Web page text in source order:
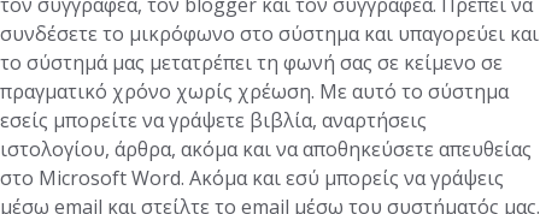
συνδέσετε το μικρόφωνο στο σύστημα και υπαγορεύει και
το σύστημά μας μετατρέπει τη φωνή σας σε κείμενο σε
πραγματικό χρόνο χωρίς χρέωση. Με αυτό το σύστημα
εσείς μπορείτε να γράψετε βιβλία, αναρτήσεις
ιστολογίου, άρθρα, ακόμα και να αποθηκεύσετε απευθείας
στο Microsoft Word. Ακόμα και εσύ μπορείς να γράψεις
μέσω email και στείλτε το email μέσω του συστήματός μας.